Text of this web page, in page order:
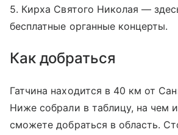
5. Кирха Святого Николая —
бесплатные органные концерты.
Как добраться
Гатчина находится в 40 км от
Ниже собрали в таблицу, на чем
сможете добраться в область.